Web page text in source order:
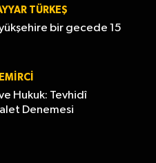
TÜRKEŞ
bir gecede 15
Hukuk: Tevhidî
Denemesi